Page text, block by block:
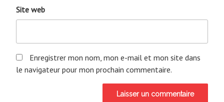
Site web
Enregistrer mon nom, mon e-mail et mon site dans
le navigateur pour mon prochain commentaire.